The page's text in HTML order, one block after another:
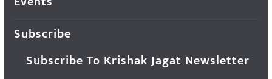
Subscribe
Subscribe To Krishak Jagat Newsletter